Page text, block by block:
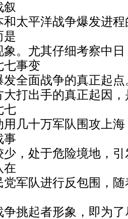
叙
太平洋战争爆发进
是
。尤其仔细考察中
七事变
全面战争的真正起点
打出手的真正起因
七
几十万军队围攻上
事
，处于危险境地，
在
军队进行反包围，
挑起者形象，即为